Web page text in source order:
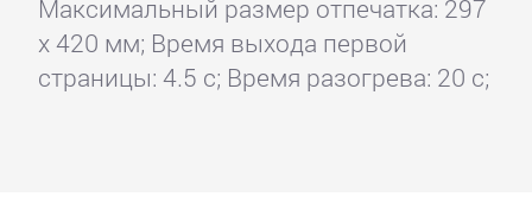
Максимальный размер отпечатка: 297
x 420 мм; Время выхода первой
страницы: 4.5 с; Время разогрева: 20 с;